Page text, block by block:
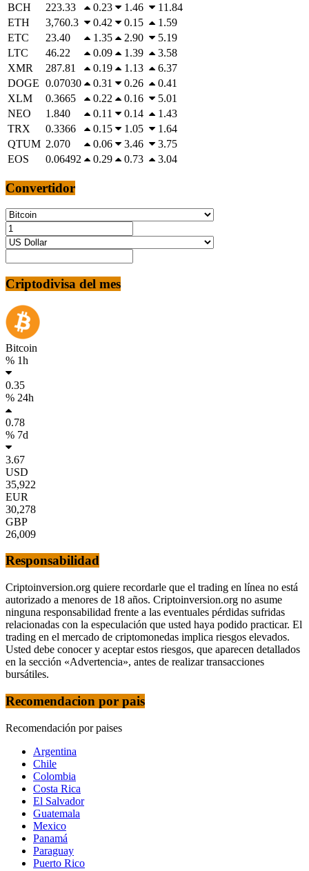
BCH
223.33 0.23 1.46
11.84
ETH
3,760.3 0.42 0.15
1.59
ETC
23.40 1.35 2.90
5.19
LTC
46.22 0.09 1.39
3.58
XMR
287.81 0.19 1.13
6.37
DOGE 0.07030 0.31 0.26
0.41
XLM
0.3665 0.22 0.16
5.01
NEO
1.840 0.11 0.14
1.43
TRX
0.3366 0.15 1.05
1.64
QTUM 2.070 0.06 3.46
3.75
EOS
0.06492 0.29 0.73 3.04
Convertidor
Criptodivisa del mes
Bitcoin
% 1h
0.35
% 24h
0.78
% 7d
3.67
USD
35,922
EUR
30,278
GBP
26,009
Responsabilidad
Criptoinversion.org quiere recordarle que el trading en línea no está
autorizado a menores de 18 años. Criptoinversion.org no asume
ninguna responsabilidad frente a las eventuales pérdidas sufridas
relacionadas con la especulación que usted haya podido practicar. El
trading en el mercado de criptomonedas implica riesgos elevados.
Usted debe conocer y aceptar estos riesgos, que aparecen detallados
en la sección «Advertencia», antes de realizar transacciones
bursátiles.
Recomendacion por pais
Recomendación por paises
Argentina
Chile
Colombia
Costa Rica
El Salvador
Guatemala
Mexico
Panamá
Paraguay
Puerto Rico